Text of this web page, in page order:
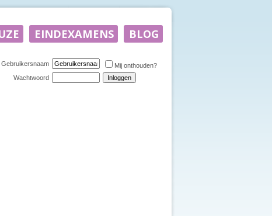
Gebruikersnaam
Mij onthouden?
Wachtwoord